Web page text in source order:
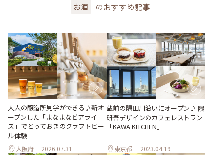
お酒 のおすすめ記事
大人の醸造所見学ができる♪新オ
ープンした「よなよなビアライ
ズ」でとっておきのクラフトビー
ル体験
大阪府 2026.07.31
蔵前の隅田川沿いにオープン♪ 隈
研吾デザインのカフェレストラン
「KAWA KITCHEN」
東京都 2023.04.19